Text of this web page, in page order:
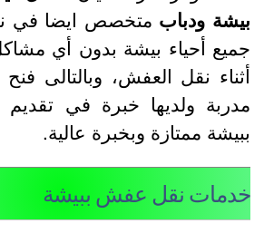
ودبابمتخصص ايضا في
أحياء بيشة بدون أي
نقل العفش، وبالتالى فنح
ولديها خبرة في تقديم
ممتازة وبخبرة عالية.
نقل عفش ببيشة